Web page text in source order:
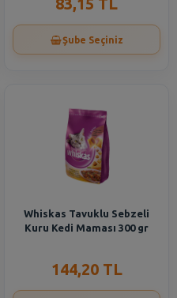
Şube Seçiniz
Whiskas Tavuklu Sebzeli
Kuru Kedi Maması 300 gr
144,20 TL